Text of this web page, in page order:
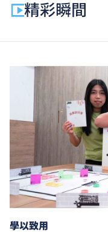
費。
學費水平會每年
及有關因素作調整
以上資料只適用於
精彩瞬間
學以致用